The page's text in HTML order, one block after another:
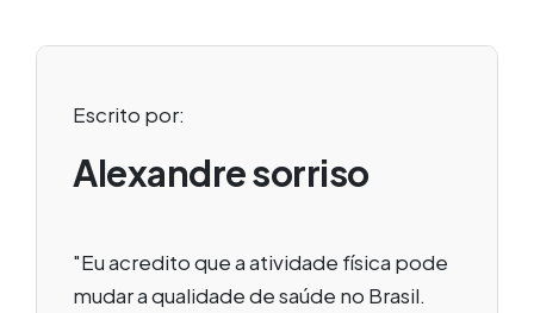
Escrito por:
Alexandre sorriso
"Eu acredito que a atividade física pode
mudar a qualidade de saúde no Brasil.